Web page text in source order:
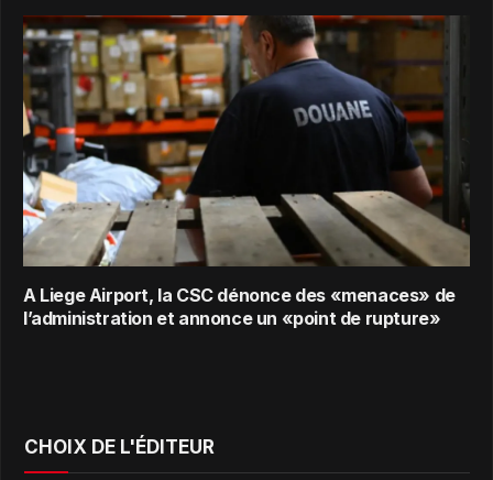
A Liege Airport, la CSC dénonce des «menaces» de
l’administration et annonce un «point de rupture»
CHOIX DE L'ÉDITEUR